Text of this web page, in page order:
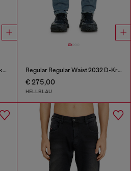
Slim Regular Waist 2062 D-Strukt Joggjeans® Regular Regular Waist 2032 D-Krooley-BW Joggjeans®
€ 275,00
HELLBLAU